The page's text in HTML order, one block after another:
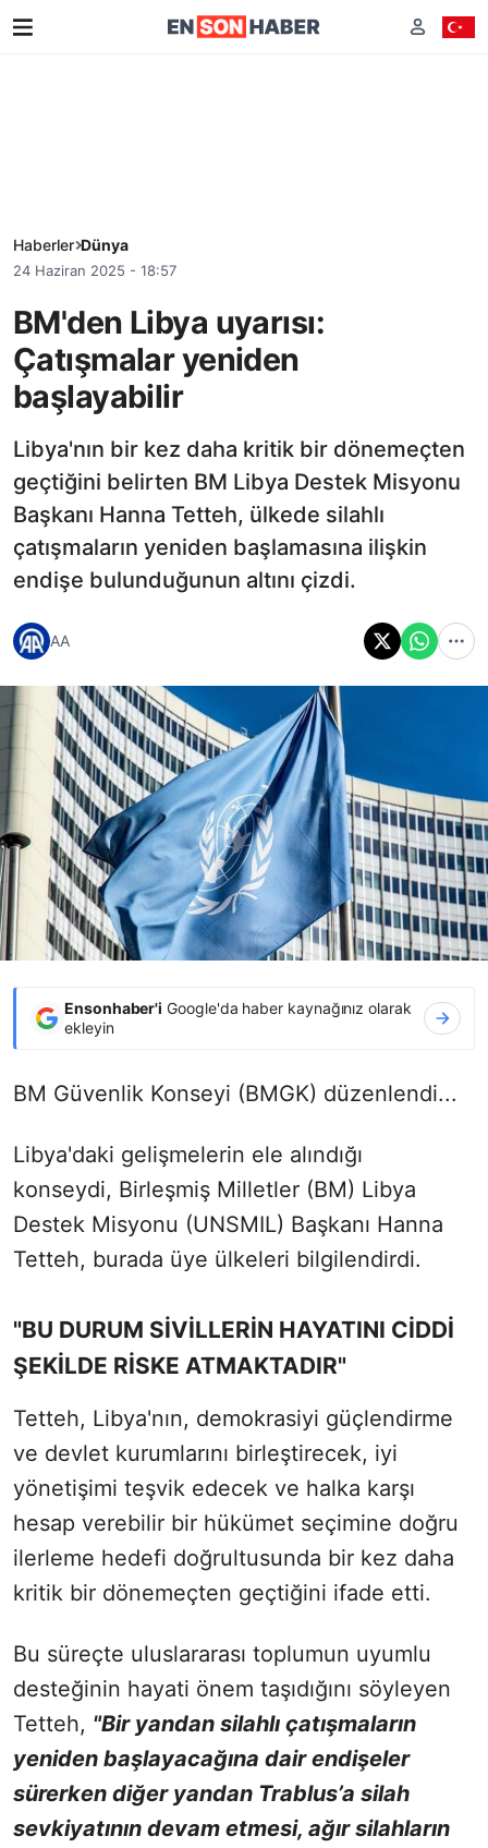
Haberler Dünya
24 Haziran 2025 - 18:57
BM'den Libya uyarısı:
Çatışmalar yeniden
başlayabilir
Libya'nın bir kez daha kritik bir dönemeçten
geçtiğini belirten BM Libya Destek Misyonu
Başkanı Hanna Tetteh, ülkede silahlı
çatışmaların yeniden başlamasına ilişkin
endişe bulunduğunun altını çizdi.
AA
Ensonhaber'i Google'da haber kaynağınız olarak
ekleyin
BM Güvenlik Konseyi (BMGK) düzenlendi...
Libya'daki gelişmelerin ele alındığı
konseydi, Birleşmiş Milletler (BM) Libya
Destek Misyonu (UNSMIL) Başkanı Hanna
Tetteh, burada üye ülkeleri bilgilendirdi.
"BU DURUM SİVİLLERİN HAYATINI CİDDİ
ŞEKİLDE RİSKE ATMAKTADIR"
Tetteh, Libya'nın, demokrasiyi güçlendirme
ve devlet kurumlarını birleştirecek, iyi
yönetişimi teşvik edecek ve halka karşı
hesap verebilir bir hükümet seçimine doğru
ilerleme hedefi doğrultusunda bir kez daha
kritik bir dönemeçten geçtiğini ifade etti.
Bu süreçte uluslararası toplumun uyumlu
desteğinin hayati önem taşıdığını söyleyen
Tetteh, "Bir yandan silahlı çatışmaların
yeniden başlayacağına dair endişeler
sürerken diğer yandan Trablus’a silah
sevkiyatının devam etmesi, ağır silahların